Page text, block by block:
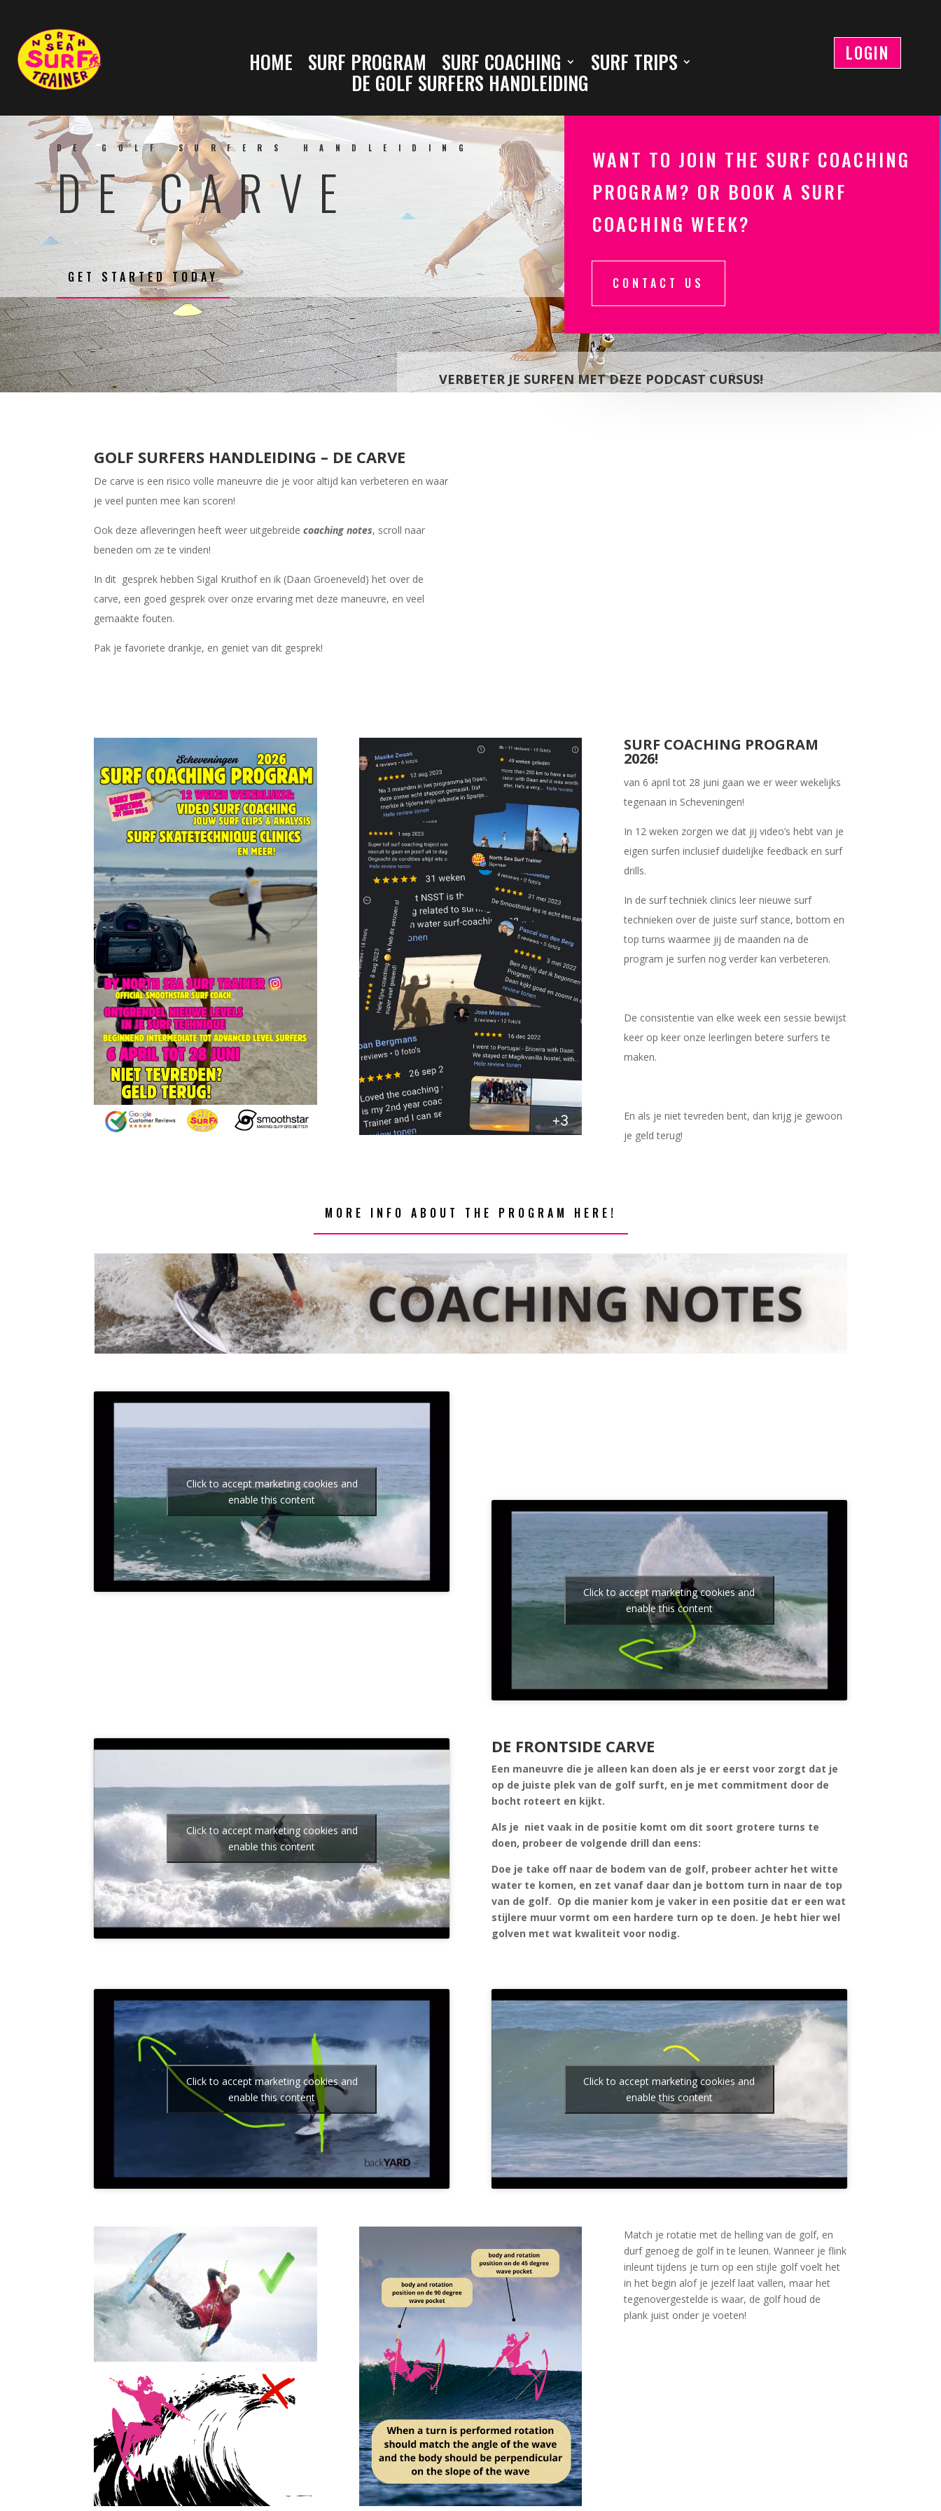
HOME SURF PROGRAM SURF COACHING SURF TRIPS
DE GOLF SURFERS HANDLEIDING
LOGIN
DE GOLF SURFERS HANDLEIDING
DE CARVE
GET STARTED TODAY
WANT TO JOIN THE SURF COACHING
PROGRAM? OR BOOK A SURF
COACHING WEEK?
CONTACT US
VERBETER JE SURFEN MET DEZE PODCAST CURSUS!
GOLF SURFERS HANDLEIDING – DE CARVE
De carve is een risico volle maneuvre die je voor altijd kan verbeteren en waar
je veel punten mee kan scoren!
Ook deze afleveringen heeft weer uitgebreidecoaching notes, scroll naar
beneden om ze te vinden!
In dit gesprek hebben Sigal Kruithof en ik (Daan Groeneveld) het over de
carve, een goed gesprek over onze ervaring met deze maneuvre, en veel
gemaakte fouten.
Pak je favoriete drankje, en geniet van dit gesprek!
SURF COACHING PROGRAM
2026!
van 6 april tot 28 juni gaan we er weer wekelijks
tegenaan in Scheveningen!
In 12 weken zorgen we dat jij video’s hebt van je
eigen surfen inclusief duidelijke feedback en surf
drills.
In de surf techniek clinics leer nieuwe surf
technieken over de juiste surf stance, bottom en
top turns waarmee jij de maanden na de
program je surfen nog verder kan verbeteren.
De consistentie van elke week een sessie bewijst
keer op keer onze leerlingen betere surfers te
maken.
En als je niet tevreden bent, dan krijg je gewoon
je geld terug!
MORE INFO ABOUT THE PROGRAM HERE!
Click to accept marketing cookies and
enable this content
Click to accept marketing cookies and
enable this content
Click to accept marketing cookies and
enable this content
DE FRONTSIDE CARVE
Een maneuvre die je alleen kan doen als je er eerst voor zorgt dat je
op de juiste plek van de golf surft, en je met commitment door de
bocht roteert en kijkt.
Als je niet vaak in de positie komt om dit soort grotere turns te
doen, probeer de volgende drill dan eens:
Doe je take off naar de bodem van de golf, probeer achter het witte
water te komen, en zet vanaf daar dan je bottom turn in naar de top
van de golf. Op die manier kom je vaker in een positie dat er een wat
stijlere muur vormt om een hardere turn op te doen. Je hebt hier wel
golven met wat kwaliteit voor nodig.
Click to accept marketing cookies and
enable this content
Click to accept marketing cookies and
enable this content
Match je rotatie met de helling van de golf, en
durf genoeg de golf in te leunen. Wanneer je flink
inleunt tijdens je turn op een stijle golf voelt het
in het begin alof je jezelf laat vallen, maar het
tegenovergestelde is waar, de golf houd de
plank juist onder je voeten!